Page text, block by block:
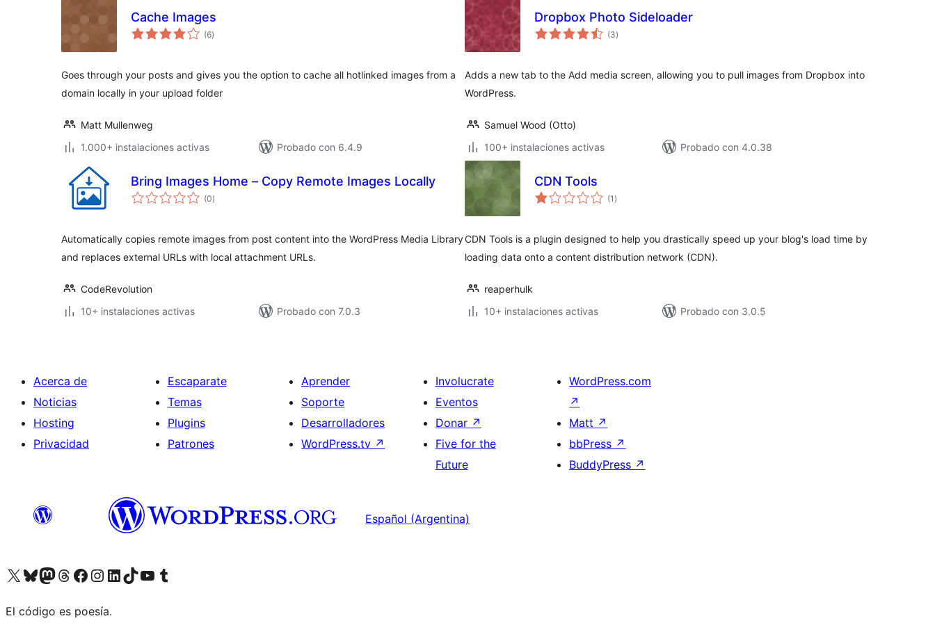
Cache Images
(6total
de
)
Goes through your posts and gives you the option to cache all hotlinked images from a
domain locally in your upload folder
Matt Mullenweg
1.000+ instalaciones activas
Probado con 6.4.9
Dropbox Photo Sideloader
(3total
de
)
Adds a new tab to the Add media screen, allowing you to pull images from Dropbox into
WordPress.
Samuel Wood (Otto)
100+ instalaciones activas
Probado con 4.0.38
Bring Images Home – Copy Remote Images Locally
(0total
de
)
Automatically copies remote images from post content into the WordPress Media Library
and replaces external URLs with local attachment URLs.
CodeRevolution
10+ instalaciones activas
Probado con 7.0.3
CDN Tools
(1 total
de
)
CDN Tools is a plugin designed to help you drastically speed up your blog's load time by
loading data onto a content distribution network (CDN).
reaperhulk
10+ instalaciones activas
Probado con 3.0.5
Acerca de
Noticias
Hosting
Privacidad
Escaparate
Temas
Plugins
Patrones
Aprender
Soporte
Desarrolladores
WordPress.tv ↗
Involucrate
Eventos
Donar ↗
Five for the
Future
WordPress.com
↗
Matt ↗
bbPress ↗
BuddyPress ↗
Español (Argentina)
Visitá nuestra cuenta de X (anteriormente Twitter)
Visitá nuestra cuenta de Bluesky
Visitá nuestra cuenta de Mastodon
Visitá nuestra cuenta de Threads
Visitá nuestra página de Facebook
Visitá nuestra cuenta de Instagram
Visitá nuestra cuenta de LinkedIn
Visitá nuestra cuenta de TikTok
Visitá nuestro canal de YouTube
Visitá nuestra cuenta de Tumblr
El código es poesía.